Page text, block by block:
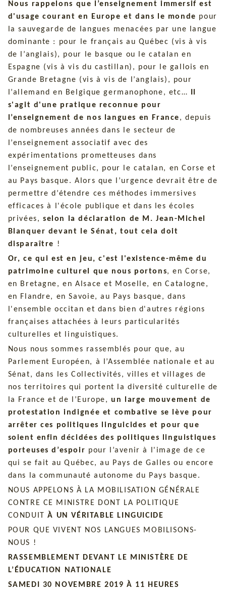
Nous rappelons que l’enseignement immersif est
d'usage courant en Europe et dans le monde pour
la sauvegarde de langues menacées par une langue
dominante : pour le français au Québec (vis à vis
de l’anglais), pour le basque ou le catalan en
Espagne (vis à vis du castillan), pour le gallois en
Grande Bretagne (vis à vis de l’anglais), pour
l’allemand en Belgique germanophone, etc…
s'agit d'une pratique reconnue pour
l’enseignement de nos langues en France, depuis
de nombreuses années dans le secteur de
l’enseignement associatif avec des
expérimentations prometteuses dans
l’enseignement public, pour le catalan, en Corse et
au Pays basque. Alors que l’urgence devrait être de
permettre d’étendre ces méthodes immersives
efficaces à l'école publique et dans les écoles
privées, selon la déclaration de M. Jean-Michel
Blanquer devant le Sénat, tout cela doit
disparaître !
Or, ce qui est en jeu, c'est l'existence-même du
patrimoine culturel que nous portons, en Corse,
en Bretagne, en Alsace et Moselle, en Catalogne,
en Flandre, en Savoie, au Pays basque, dans
l'ensemble occitan et dans bien d'autres régions
françaises attachées à leurs particularités
culturelles et linguistiques.
Nous nous sommes rassemblés pour que, au
Parlement Européen, à l’Assemblée nationale et au
Sénat, dans les Collectivités, villes et villages de
nos territoires qui portent la diversité culturelle de
la France et de l’Europe, un large mouvement de
protestation indignée et combative se lève pour
arrêter ces politiques linguicides et pour que
soient enfin décidées des politiques linguistiques
porteuses d’espoir pour l’avenir à l'image de ce
qui se fait au Québec, au Pays de Galles ou encore
dans la communauté autonome du Pays basque.
NOUS APPELONS À LA MOBILISATION GÉNÉRALE
CONTRE CE MINISTRE DONT LA POLITIQUE
CONDUITÀ UN VÉRITABLE LINGUICIDE
POUR QUE VIVENT NOS LANGUES MOBILISONS-
NOUS !
RASSEMBLEMENT DEVANT LE MINISTÈRE DE
L’ÉDUCATION NATIONALE
SAMEDI 30 NOVEMBRE 2019 À 11 HEURES